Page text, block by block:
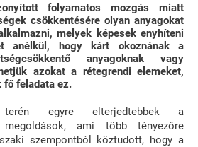
folyamatos mozgás miatt
csökkentésére olyan anyagokat
melyek képesek enyhíteni
anélkül, hogy kárt okoznának a
anyagoknak vagy
azokat a rétegrendi elemeket,
fő feladata ez.
egyre elterjedtebbek a
megoldások, ami több tényezőre
szempontból köztudott, hogy a